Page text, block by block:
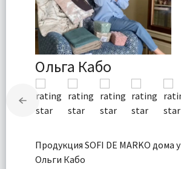
Ольга Кабо
Продукция SOFI DE MARKO дома у
Ольги Кабо